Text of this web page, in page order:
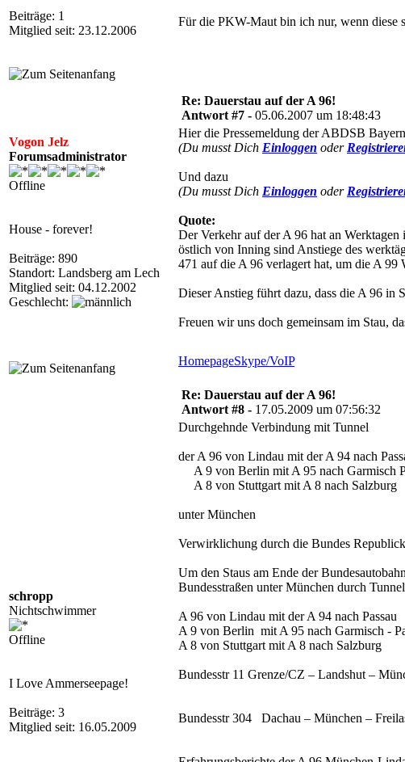
Beiträge: 1
Mitglied seit: 23.12.2006
Für die PKW-Maut bin ich nur, wenn diese
Vogon Jelz
Forumsadministrator
Offline
House - forever!
Beiträge: 890
Standort: Landsberg am Lech
Mitglied seit: 04.12.2002
Geschlecht:
Re: Dauerstau auf der A 96!
Antwort #7 - 05.06.2007 um 18:48:43
Hier die Pressemeldung der ABDSB
(Du musst Dich Einloggen oder
Und dazu
(Du musst Dich Einloggen oder
Quote:
Der Verkehr auf der A 96 hat an
östlich von Inning sind Anstiege des
471 auf die A 96 verlagert hat, um die A 99
Dieser Anstieg führt dazu, dass die A 96 in
Freuen wir uns doch gemeinsam im Stau,
HomepageSkype/VoIP
schropp
Nichtschwimmer
Offline
I Love Ammerseepage!
Beiträge: 3
Mitglied seit: 16.05.2009
Re: Dauerstau auf der A 96!
Antwort #8 - 17.05.2009 um 07:56:32
Durchgehnde Verbindung mit Tunnel
der A 96 von Lindau mit der A 94 nach
A 9 von Berlin mit A 95 nach Garmisch
A 8 von Stuttgart mit A 8 nach Salzburg
unter München
Verwirklichung durch die Bundes
Um den Staus am Ende der
Bundesstraßen unter München durch
A 96 von Lindau mit der A 94 nach Passau
A 9 von Berlin mit A 95 nach Garmisch -
A 8 von Stuttgart mit A 8 nach Salzburg
Bundesstr 11 Grenze/CZ – Landshut –
Bundesstr 304 Dachau – München –